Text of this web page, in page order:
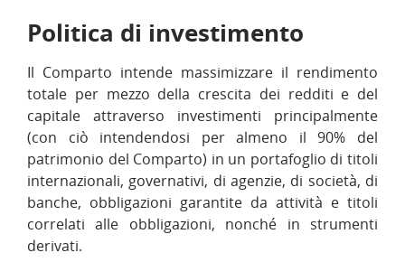
Politica di investimento
Il Comparto intende massimizzare il rendimento
totale per mezzo della crescita dei redditi e del
capitale attraverso investimenti principalmente
(con ciò intendendosi per almeno il 90% del
patrimonio del Comparto) in un portafoglio di titoli
internazionali, governativi, di agenzie, di società, di
banche, obbligazioni garantite da attività e titoli
correlati alle obbligazioni, nonché in strumenti
derivati.